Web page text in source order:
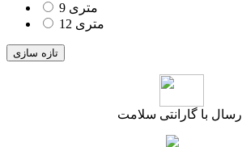
9 متری
12 متری
ارسال با گارانتی سلامت